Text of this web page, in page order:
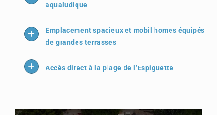
aqualudique
Emplacement spacieux et mobil homes équipés
de grandes terrasses
Accès direct à la plage de l’Espiguette